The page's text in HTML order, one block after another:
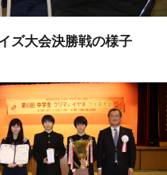
ズ大会決勝戦の様子